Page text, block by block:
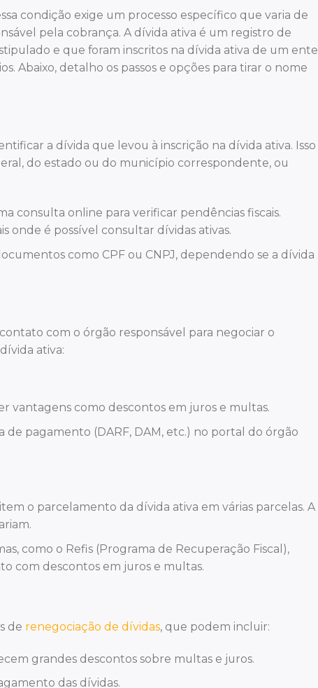
condição exige um processo específico que varia de
pela cobrança. A dívida ativa é um registro de
e que foram inscritos na dívida ativa de um ente
Abaixo, detalho os passos e opções para tirar o nome
a dívida que levou à inscrição na dívida ativa. Isso
do estado ou do município correspondente, ou
consulta online para verificar pendências fiscais.
onde é possível consultar dívidas ativas.
como CPF ou CNPJ, dependendo se a dívida
com o órgão responsável para negociar o
ativa:
vantagens como descontos em juros e multas.
de pagamento (DARF, DAM, etc.) no portal do órgão
o parcelamento da dívida ativa em várias parcelas. A
como o Refis (Programa de Recuperação Fiscal),
com descontos em juros e multas.
de renegociação de dívidas, que podem incluir:
grandes descontos sobre multas e juros.
das dívidas.